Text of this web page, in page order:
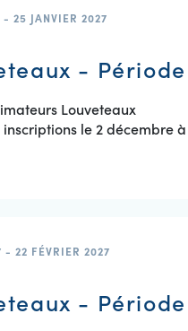
- 25 JANVIER 2027
-
Louveteaux
le 2 décembre à
- 22 FÉVRIER 2027
-